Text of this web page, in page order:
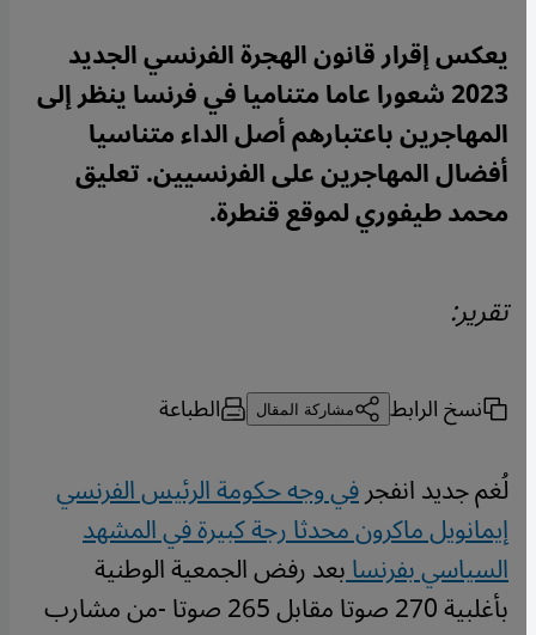
يعكس إقرار قانون الهجرة الفرنسي الجديد
2023 شعورا عاما متناميا في فرنسا ينظر إلى
المهاجرين باعتبارهم أصل الداء متناسيا
أفضال المهاجرين على الفرنسيين. تعليق
محمد طيفوري لموقع قنطرة.
تقرير:
نسخ الرابط مشاركة المقال الطباعة
لُغم جديد انفجرفي وجه حكومة الرئيس الفرنسي
إيمانويل ماكرون محدثا رجة كبيرة في المشهد
السياسي بفرنسابعد رفض الجمعية الوطنية
بأغلبية 270 صوتا مقابل 265 صوتا -من مشارب